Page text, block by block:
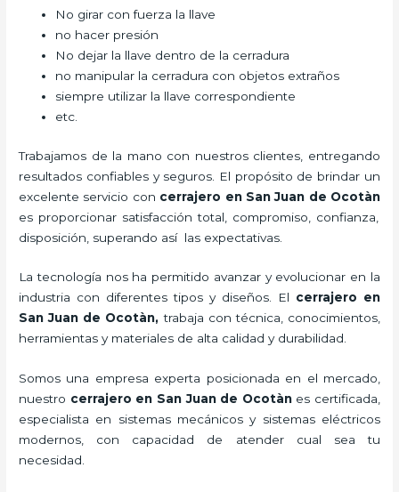
No girar con fuerza la llave
no hacer presión
No dejar la llave dentro de la cerradura
no manipular la cerradura con objetos extraños
siempre utilizar la llave correspondiente
etc.
Trabajamos de la mano con nuestros clientes, entregando
resultados confiables y seguros. El propósito de brindar un
excelente servicio con cerrajero en San Juan de Ocotàn
es proporcionar satisfacción total, compromiso, confianza,
disposición, superando así las expectativas.
La tecnología nos ha permitido avanzar y evolucionar en la
industria con diferentes tipos y diseños. El cerrajero en
San Juan de Ocotàn,trabaja con técnica, conocimientos,
herramientas y materiales de alta calidad y durabilidad.
Somos una empresa experta posicionada en el mercado,
nuestro cerrajero en San Juan de Ocotànes certificada,
especialista en sistemas mecánicos y sistemas eléctricos
modernos, con capacidad de atender cual sea tu
necesidad.